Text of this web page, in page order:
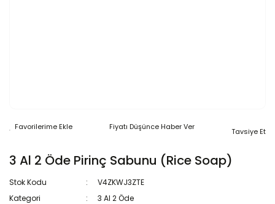
Fiyatı Düşünce Haber Ver Tavsiye Et
3 Al 2 Öde Pirinç Sabunu (Rice Soap)
Stok Kodu
V4ZKWJ3ZTE
Kategori
3 Al 2 Öde